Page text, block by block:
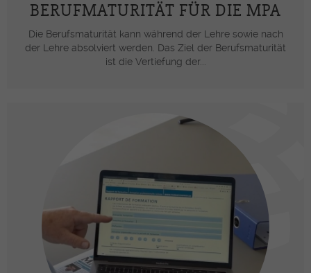
BERUFMATURITÄT FÜR DIE MPA
Die Berufsmaturität kann während der Lehre sowie nach
der Lehre absolviert werden. Das Ziel der Berufsmaturität
ist die Vertiefung der...